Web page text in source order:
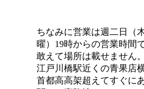
ちなみに営業は週二日（
曜）19時からの営業時間で
敢えて場所は載せません。
江戸川橋駅近くの青果店
首都高高架超えてすぐに